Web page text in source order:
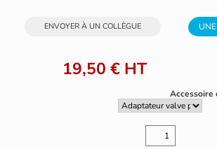
ENVOYER À UN COLLÈGUE
19,50 € HT